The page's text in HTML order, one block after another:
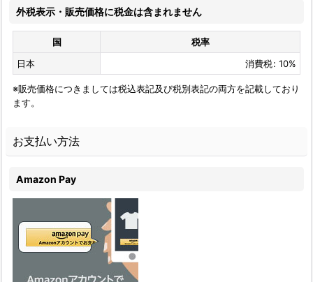
外税表示・販売価格に税金は含まれません
国
税率
日本
消費税: 10%
※販売価格につきましては税込表記及び税別表記の両方を記載しており
ます。
お支払い方法
Amazon Pay